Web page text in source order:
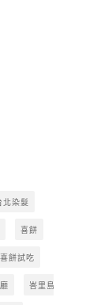
北染髮
喜餅
喜餅試吃
峇里島